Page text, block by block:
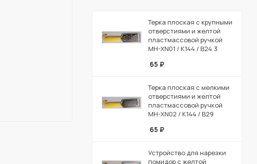
Терка плоская с крупными
отверстиями и желтой
пластмассовой ручкой
MH-XN01 / К144 / B24.3
65 ₽
Терка плоская с мелкими
отверстиями и желтой
пластмассовой ручкой
MH-XN02 / К144 / B29
65 ₽
Устройство для нарезки
помидор с желтой